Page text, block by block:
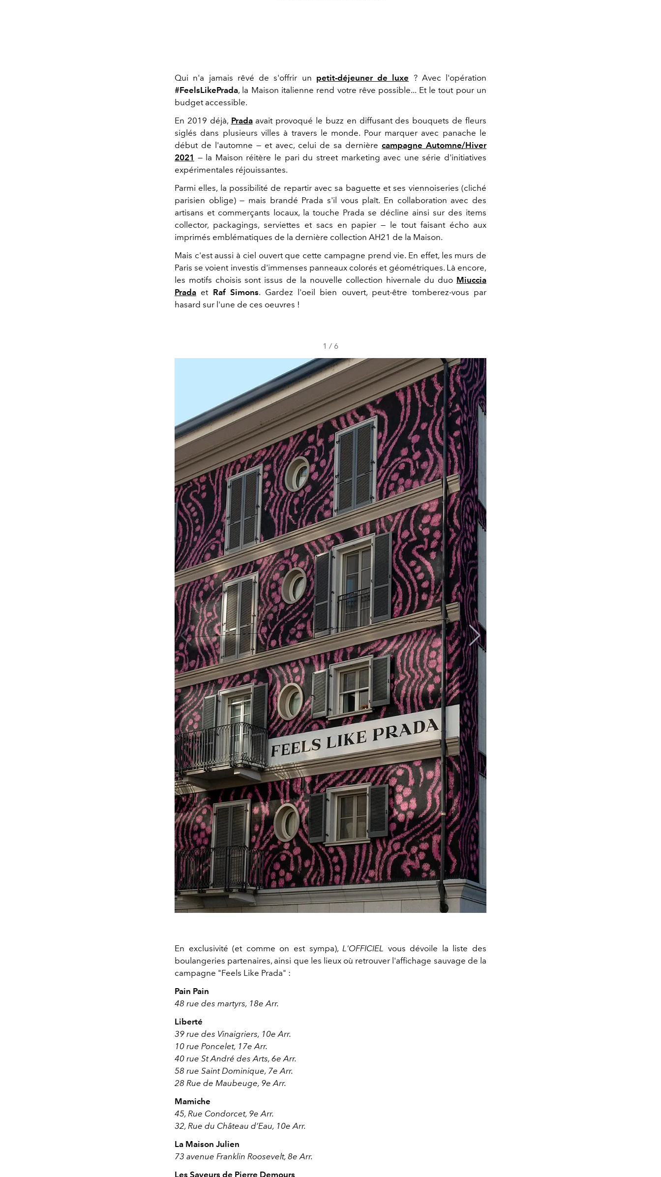
Qui n'a jamais rêvé de s'offrir un petit-déjeuner de luxe ? Avec l'opération
#FeelsLikePrada, la Maison italienne rend votre rêve possible... Et le tout pour un
budget accessible.
En 2019 déjà, Pradaavait provoqué le buzz en diffusant des bouquets de fleurs
siglés dans plusieurs villes à travers le monde. Pour marquer avec panache le
début de l'automne — et avec, celui de sa dernière campagne Automne/Hiver
2021 — la Maison réitère le pari du street marketing avec une série d'initiatives
expérimentales réjouissantes.
Parmi elles, la possibilité de repartir avec sa baguette et ses viennoiseries (cliché
parisien oblige) — mais brandé Prada s'il vous plaît. En collaboration avec des
artisans et commerçants locaux, la touche Prada se décline ainsi sur des items
collector, packagings, serviettes et sacs en papier — le tout faisant écho aux
imprimés emblématiques de la dernière collection AH21 de la Maison.
Mais c'est aussi à ciel ouvert que cette campagne prend vie. En effet, les murs de
Paris se voient investis d'immenses panneaux colorés et géométriques. Là encore,
les motifs choisis sont issus de la nouvelle collection hivernale du duo Miuccia
Prada et Raf Simons. Gardez l'oeil bien ouvert, peut-être tomberez-vous par
hasard sur l'une de ces oeuvres !
1 / 6
En exclusivité (et comme on est sympa),L'OFFICIEL vous dévoile la liste des
boulangeries partenaires, ainsi que les lieux où retrouver l'affichage sauvage de la
campagne "Feels Like Prada" :
Pain Pain
48 rue des martyrs, 18e Arr.
Liberté
39 rue des Vinaigriers, 10e Arr.
10 rue Poncelet, 17e Arr.
40 rue St André des Arts, 6e Arr.
58 rue Saint Dominique, 7e Arr.
28 Rue de Maubeuge, 9e Arr.
Mamiche
45, Rue Condorcet, 9e Arr.
32, Rue du Château d’Eau, 10e Arr.
La Maison Julien
73 avenue Franklin Roosevelt, 8e Arr.
Les Saveurs de Pierre Demours